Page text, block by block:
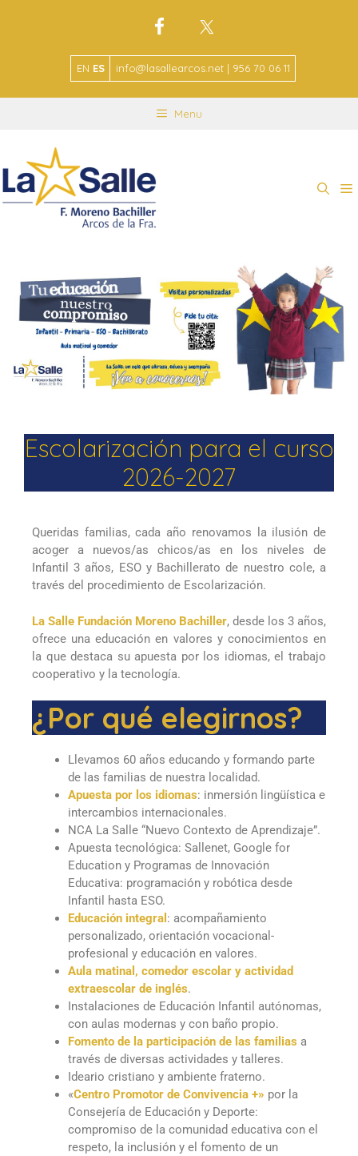
EN ES info@lasallearcos.net | 956 70 06 11
Menu
Escolarización para el curso
2026-2027
Queridas familias, cada año renovamos la ilusión de
acoger a nuevos/as chicos/as en los niveles de
Infantil 3 años, ESO y Bachillerato de nuestro cole, a
través del procedimiento de Escolarización.
La Salle Fundación Moreno Bachiller, desde los 3 años,
ofrece una educación en valores y conocimientos en
la que destaca su apuesta por los idiomas, el trabajo
cooperativo y la tecnología.
¿Por qué elegirnos?
Llevamos 60 años educando y formando parte
de las familias de nuestra localidad.
Apuesta por los idiomas: inmersión lingüística e
intercambios internacionales.
NCA La Salle “Nuevo Contexto de Aprendizaje”.
Apuesta tecnológica: Sallenet, Google for
Education y Programas de Innovación
Educativa: programación y robótica desde
Infantil hasta ESO.
Educación integral : acompañamiento
personalizado, orientación vocacional-
profesional y educación en valores.
Aula matinal, comedor escolar y actividad
extraescolar de inglés.
Instalaciones de Educación Infantil autónomas,
con aulas modernas y con baño propio.
Fomento de la participación de las familias a
través de diversas actividades y talleres.
Ideario cristiano y ambiente fraterno.
«Centro Promotor de Convivencia +» por la
Consejería de Educación y Deporte:
compromiso de la comunidad educativa con el
respeto, la inclusión y el fomento de un